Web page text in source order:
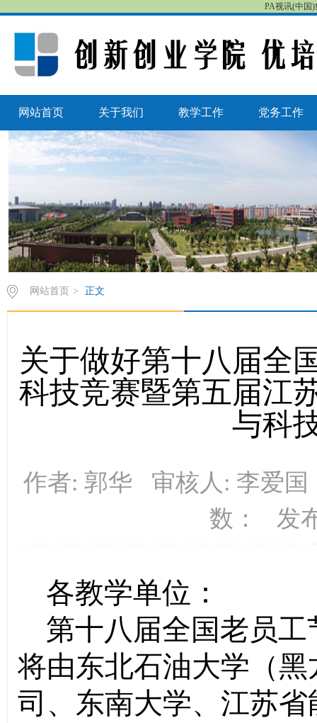
PA视讯(中国
网站首页 关于我们 教学工作 党务工作
网站首页 > 正文
关于做好第十八届全
科技竞赛暨第五届江
与科
作者: 郭华 审核人: 李爱
数：
发
各教学单位：
第十八届全国老员
将由东北石油大学（
司、东南大学、江苏